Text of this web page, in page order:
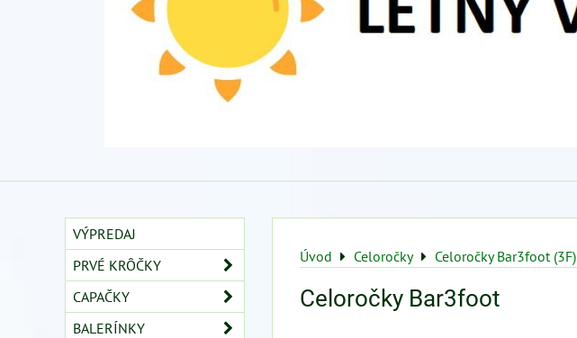
Úvod Celoročky Celoročky Bar3foot (3F)
Celoročky Bar3foot
VÝPREDAJ
PRVÉ KRÔČKY
CAPAČKY
BALERÍNKY